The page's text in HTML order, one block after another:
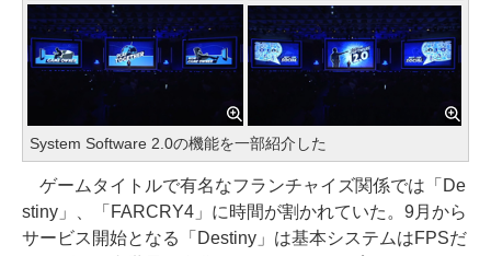
System Software 2.0の機能を一部紹介した
ゲームタイトルで有名なフランチャイズ関係では「De
stiny」、「FARCRY4」に時間が割かれていた。9月から
サービス開始となる「Destiny」は基本システムはFPSだ